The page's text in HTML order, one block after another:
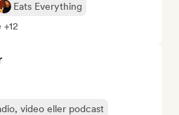
Eats Everything
+12
video eller podcast